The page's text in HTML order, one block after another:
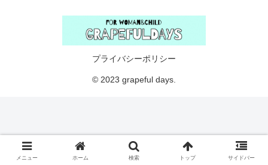
プライバシーポリシー
© 2023 grapeful days.
メニュー ホーム 検索 トップ サイドバー